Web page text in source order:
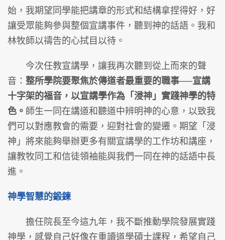
始，我期望同學能把講章的形式和結構拿捏得好，好
讓受眾能夠參與整個宣講事件，聽到神的話語。我和
林牧師以禱告的心拭目以待。
今次任教宣講學，讓我再次聽到從上而來的聲
音： 整所學院要聚焦於傳道者最重要的職事──宣講
十字架的福音，以宣講學作為「浸神」實踐神學的特
色。 師生一同在講道和聽道中辨明神的心意，以致我
們可以對應教會的需要，迎對社會的變遷。期望「浸
神」將來能夠舉辦更多有關宣講學的工作坊和講座，
讓教牧同工和信徒領袖能與我們一同在神的話語中長
進。
神學智慧的鍛鍊
擔任院長至今這九年，我不斷推動學院發展實踐
神學，感覺自己好像在重讀道學碩士課程，希望自己